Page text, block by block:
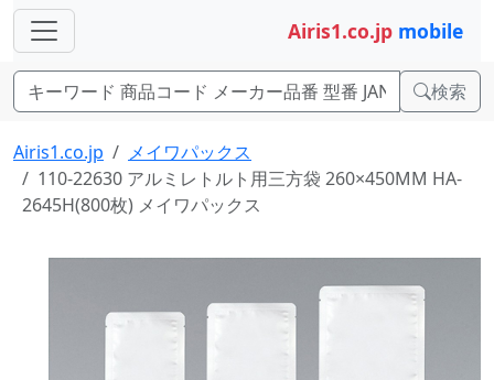
Airis1.co.jp mobile
検索
Airis1.co.jp
メイワパックス
110-22630 アルミレトルト用三方袋 260×450MM HA-
2645H(800枚) メイワパックス